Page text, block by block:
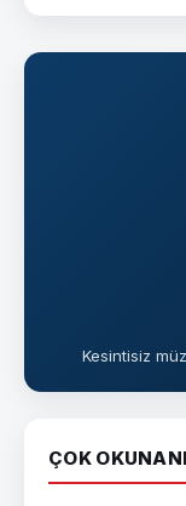
Kesintisiz
ÇOK